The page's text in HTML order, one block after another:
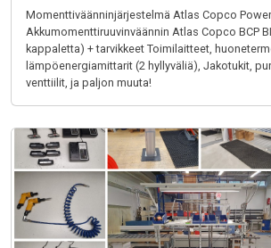
Momenttiväänninjärjestelmä Atlas Copco
Akkumomenttiruuvinväännin Atlas Copco BCP
kappaletta) + tarvikkeet Toimilaitteet,
lämpöenergiamittarit (2 hyllyväliä), Jakotukit,
venttiilit, ja paljon muuta!